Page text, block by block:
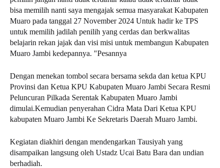
bisa memilih nanti saya mengajak semua masyarakat Kabupaten
Muaro pada tanggal 27 November 2024 Untuk hadir ke TPS
untuk memilih jadilah penilih yang cerdas dan berkwalitas
belajarin rekan jajak dan visi misi untuk membangun Kabupaten
Muaro Jambi kedepannya. "Pesannya
Dengan menekan tombol secara bersama sekda dan ketua KPU
Provinsi dan Ketua KPU Kabupaten Muaro Jambi Secara Resmi
Peluncuran Pilkada Serentak Kabupaten Muaro Jambi
dimulai.Kemudian penyerahan Cidra Mata Dari Ketua KPU
kabupaten Muaro Jambi Ke Sekretaris Daerah Muaro Jambi.
Kegiatan diakhiri dengan mendengarkan Tausiyah yang
disampaikan langsung oleh Ustadz Ucai Batu Bara dan undian
berhadiah.